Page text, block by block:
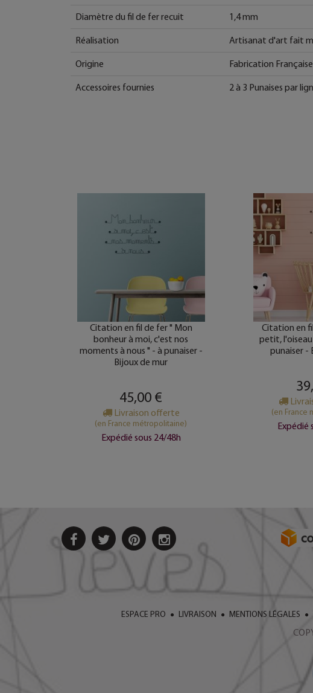
Diamètre du fil de fer recuit 1,4 mm
Réalisation Artisanat d'art fait
Origine Fabrication Française
Accessoires fournies 2 à 3 Punaises par
Citation en fil de fer " Mon
bonheur à moi, c'est nos
moments à nous " - à punaiser -
Bijoux de mur
45,00 €
Livraison offerte
(en France métropolitaine)
Expédié sous 24/48h
Citation en
petit,
punaiser -
(en France
Expédié
ESPACE PRO LIVRAISON MENTIONS LÉGALES